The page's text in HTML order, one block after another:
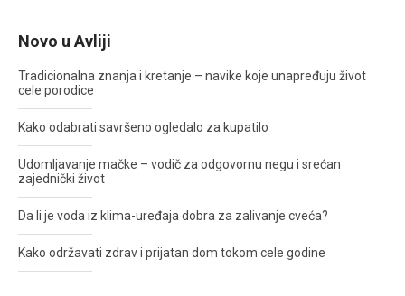
Novo u Avliji
Tradicionalna znanja i kretanje – navike koje unapređuju život
cele porodice
Kako odabrati savršeno ogledalo za kupatilo
Udomljavanje mačke – vodič za odgovornu negu i srećan
zajednički život
Da li je voda iz klima-uređaja dobra za zalivanje cveća?
Kako održavati zdrav i prijatan dom tokom cele godine